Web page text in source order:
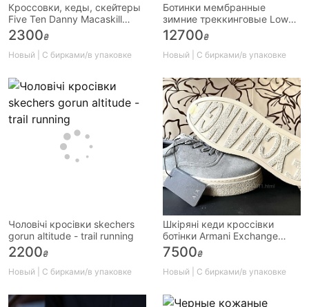
Кроссовки, кеды, скейтеры
Five Ten Danny Macaskill
разм. 44-45 29см
2300₴
Новый | С бирками/в упаковке
Ботинки мембранные
зимние треккинговые Lowa
Tibet GTX р. 45 29,5см
12700₴
Новый | С бирками/в упаковке
Чоловічі кросівки skechers
gorun altitude - trail running
2200₴
Новый | С бирками/в упаковке
Шкіряні кеди кроссівки
ботінки Armani Exchange
ОРИГІНАЛ кеды красовки
чолов
7500₴
Новый | С бирками/в упаковке